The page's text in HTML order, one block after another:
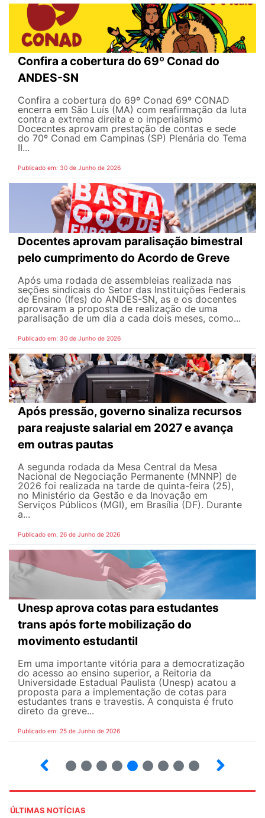
Confira a cobertura do 69º Conad do
ANDES-SN
Confira a cobertura do 69º Conad 69º CONAD
encerra em São Luís (MA) com reafirmação da luta
contra a extrema direita e o imperialismo
Docecntes aprovam prestação de contas e sede
do 70º Conad em Campinas (SP) Plenária do Tema
II...
Publicado em: 30 de Junho de 2026
Docentes aprovam paralisação bimestral
pelo cumprimento do Acordo de Greve
Após uma rodada de assembleias realizada nas
seções sindicais do Setor das Instituições Federais
de Ensino (Ifes) do ANDES-SN, as e os docentes
aprovaram a proposta de realização de uma
paralisação de um dia a cada dois meses, como...
Publicado em: 30 de Junho de 2026
Após pressão, governo sinaliza recursos
para reajuste salarial em 2027 e avança
em outras pautas
A segunda rodada da Mesa Central da Mesa
Nacional de Negociação Permanente (MNNP) de
2026 foi realizada na tarde de quinta-feira (25),
no Ministério da Gestão e da Inovação em
Serviços Públicos (MGI), em Brasília (DF). Durante
a...
Publicado em: 26 de Junho de 2026
Unesp aprova cotas para estudantes
trans após forte mobilização do
movimento estudantil
Em uma importante vitória para a democratização
do acesso ao ensino superior, a Reitoria da
Universidade Estadual Paulista (Unesp) acatou a
proposta para a implementação de cotas para
estudantes trans e travestis. A conquista é fruto
direto da greve...
Publicado em: 25 de Junho de 2026
ÚLTIMAS NOTÍCIAS